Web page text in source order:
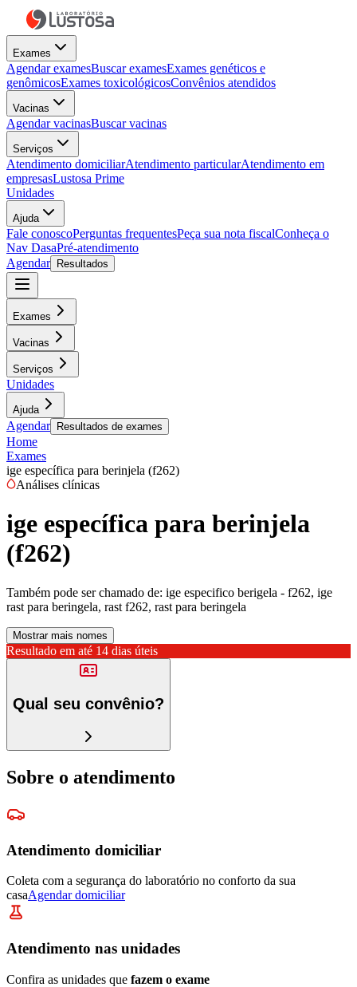
Exames
Agendar examesBuscar examesExames genéticos e
genômicosExames toxicológicosConvênios atendidos
Vacinas
Agendar vacinasBuscar vacinas
Serviços
Atendimento domiciliarAtendimento particularAtendimento em
empresasLustosa Prime
Unidades
Ajuda
Fale conoscoPerguntas frequentesPeça sua nota fiscalConheça o
Nav DasaPré-atendimento
Agendar
Resultados
Exames
Vacinas
Serviços
Unidades
Ajuda
Agendar Resultados de exames
Home
Exames
ige específica para berinjela (f262)
Análises clínicas
ige específica para berinjela
(f262)
Também pode ser chamado de: ige especifico berigela - f262, ige
rast para beringela, rast f262, rast para beringela
Mostrar mais nomes
Resultado em até 14 dias úteis
Qual seu convênio?
Sobre o atendimento
Atendimento domiciliar
Coleta com a segurança do laboratório no conforto da sua
casaAgendar domiciliar
Atendimento nas unidades
Confira as unidades que fazem o exame